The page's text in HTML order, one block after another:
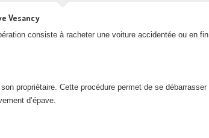
Vesancy
consiste à racheter une voiture accidentée ou en
propriétaire. Cette procédure permet de se débarrasser
d’épave.